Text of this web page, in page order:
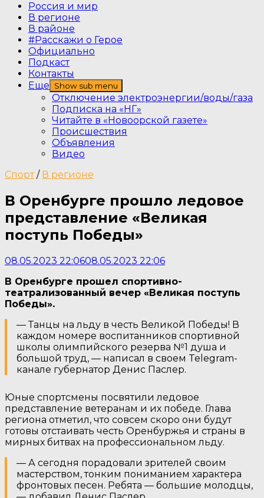
Россия и мир
В регионе
В районе
#Расскажи о Герое
Официально
Подкаст
Контакты
Еще
Show sub menu
Отключение электроэнергии/воды/газа
Подписка на «НГ»
Читайте в «Новоорской газете»
Происшествия
Объявления
Видео
Спорт/ В регионе
В Оренбурге прошло ледовое
представление «Великая
поступь Победы»
08.05.2023 22:0608.05.2023 22:06
В Оренбурге прошел спортивно-
театрализованный вечер «Великая поступь
Победы».
— Танцы на льду в честь Великой Победы! В
каждом номере воспитанников спортивной
школы олимпийского резерва №1 душа и
большой труд, — написал в своем Telegram-
канале губернатор Денис Паслер.
Юные спортсмены посвятили ледовое
представление ветеранам и их победе. Глава
региона отметил, что совсем скоро они будут
готовы отстаивать честь Оренбуржья и страны в
мирных битвах на профессиональном льду.
— А сегодня порадовали зрителей своим
мастерством, тонким пониманием характера
фронтовых песен. Ребята — большие молодцы,